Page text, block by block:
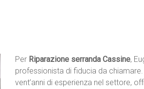
Per Riparazione serranda Cassine,
professionista di fiducia da
vent’anni di esperienza nel settore,